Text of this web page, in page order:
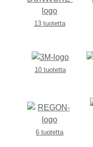
13 tuotetta
10 tuotetta
6 tuotetta